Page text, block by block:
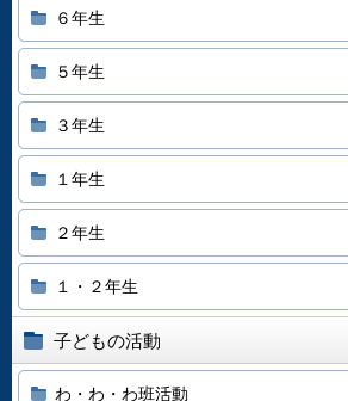
６年生
５年生
３年生
１年生
２年生
１・２年生
子どもの活動
わ・わ・わ班活動